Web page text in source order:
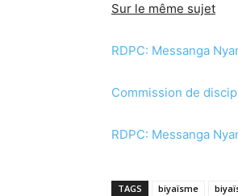
Sur le même sujet
RDPC: Messanga
Commission de
RDPC: Messanga
TAGS biyaïsme